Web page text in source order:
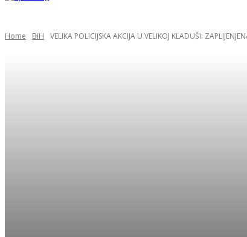
Home BIH VELIKA POLICIJSKA AKCIJA U VELIKOJ KLADUŠI: